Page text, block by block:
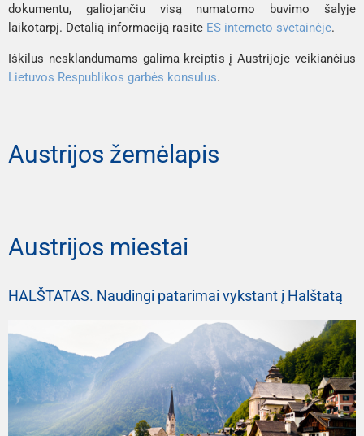
dokumentu, galiojančiu visą numatomo buvimo šalyje
laikotarpį. Detalią informaciją rasite ES interneto svetainėje.
Iškilus nesklandumams galima kreiptis į Austrijoje veikiančius
Lietuvos Respublikos garbės konsulus.
Austrijos žemėlapis
Austrijos miestai
HALŠTATAS. Naudingi patarimai vykstant į Halštatą